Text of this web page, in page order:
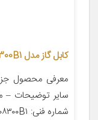
کابل گاز مدل LBA1108300B1 مناسب برای خودروهای لیفان
معرفی محصول
شماره فنی: LBA۱۱۰۸۳۰۰B۱ […]